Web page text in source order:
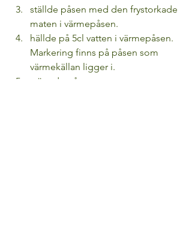
ställde påsen med den frystorkade
maten i värmepåsen.
hällde på 5cl vatten i värmepåsen.
Markering finns på påsen som
värmekällan ligger i.
stängde påsen.